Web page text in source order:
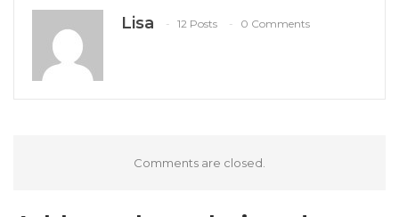
Lisa 12 Posts 0 Comments
Comments are closed.